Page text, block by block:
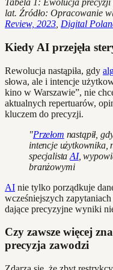
Tabela 1: Ewolucja
lat. Źródło: Opracowanie
Review, 2023 Digital
Kiedy AI przejęła
Rewolucja nastąpiła, gdy
słowa, ale i intencje
kino w Warszawie”, nie
aktualnych repertuarów,
kluczem do precyzji.
"Przełom nastąpił,
intencje użytkownika,
specjalistaAI,
branżowymi
AI nie tylko porządkuje
wcześniejszych
dające precyzyjne wyniki
Czy zawsze więcej
precyzja zawodzi